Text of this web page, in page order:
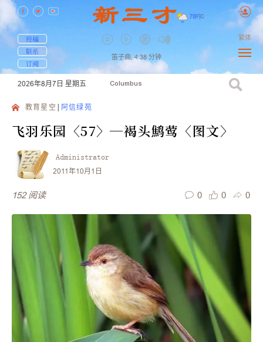
78F| C
投稿
联系
订阅
笛子曲, 4:38 分钟
繁体
2026年8月7日 星期五 Columbus
教育星空 阿信绿苑
飞羽乐园〈57〉─褐头鹪莺〈图文〉
Administrator
2011年10月1日
152 阅读 0 0 0